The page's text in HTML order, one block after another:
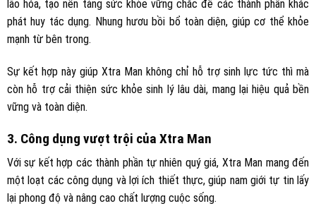
lão hóa, tạo nền tảng sức khỏe vững chắc để các thành phần khác
phát huy tác dụng. Nhung hươu bồi bổ toàn diện, giúp cơ thể khỏe
mạnh từ bên trong.
Sự kết hợp này giúp Xtra Man không chỉ hỗ trợ sinh lực tức thì mà
còn hỗ trợ cải thiện sức khỏe sinh lý lâu dài, mang lại hiệu quả bền
vững và toàn diện.
3. Công dụng vượt trội của Xtra Man
Với sự kết hợp các thành phần tự nhiên quý giá, Xtra Man mang đến
một loạt các công dụng và lợi ích thiết thực, giúp nam giới tự tin lấy
lại phong độ và nâng cao chất lượng cuộc sống.